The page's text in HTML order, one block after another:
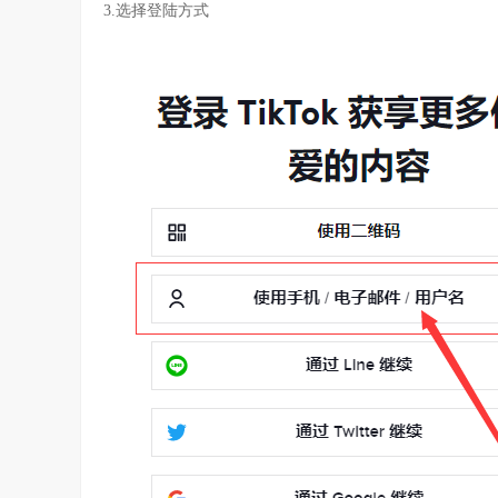
3.选择登陆方式